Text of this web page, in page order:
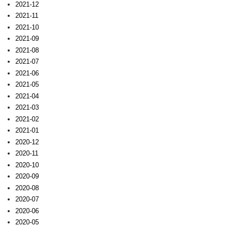
2021-12
2021-11
2021-10
2021-09
2021-08
2021-07
2021-06
2021-05
2021-04
2021-03
2021-02
2021-01
2020-12
2020-11
2020-10
2020-09
2020-08
2020-07
2020-06
2020-05